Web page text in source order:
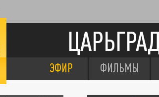
ЭФИР ФИЛЬМЫ